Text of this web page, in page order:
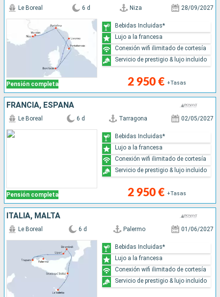
Pensión completa
Le Boreal 6 d Niza 28/09/2027
2 950 € +Tasas
Bebidas Incluidas*
Lujo a la francesa
Conexión wifi ilimitado de cortesía
Servicio de prestigio & lujo incluido
FRANCIA, ESPAÑA
Pensión completa
Le Boreal 6 d Tarragona 02/05/2027
2 950 € +Tasas
Bebidas Incluidas*
Lujo a la francesa
Conexión wifi ilimitado de cortesía
Servicio de prestigio & lujo incluido
ITALIA, MALTA
Le Boreal 6 d Palermo 01/06/2027
Bebidas Incluidas*
Lujo a la francesa
Conexión wifi ilimitado de cortesía
Servicio de prestigio & lujo incluido